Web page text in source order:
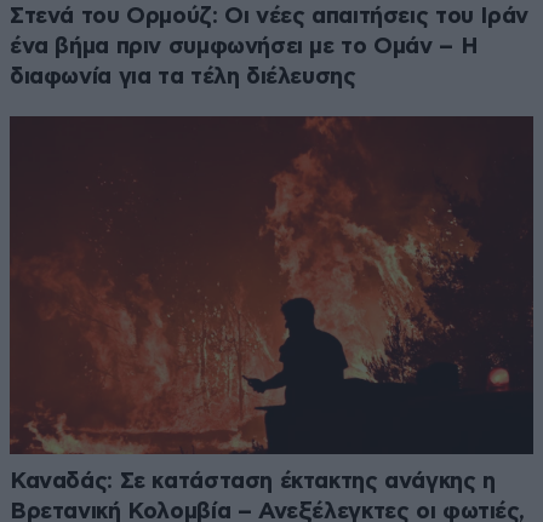
Στενά του Ορμούζ: Οι νέες απαιτήσεις του Ιράν
ένα βήμα πριν συμφωνήσει με το Ομάν – Η
διαφωνία για τα τέλη διέλευσης
Καναδάς: Σε κατάσταση έκτακτης ανάγκης η
Βρετανική Κολομβία – Ανεξέλεγκτες οι φωτιές,